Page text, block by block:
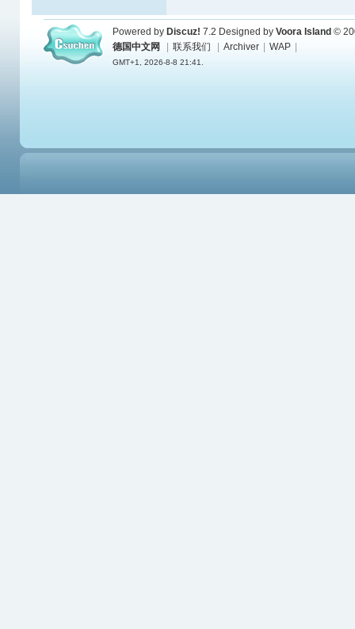
Powered by Discuz! 7.2 Designed by Voora Island ©
德国中文网
联系我们 Archiver WAP
GMT+1, 2026-8-8 21:41.